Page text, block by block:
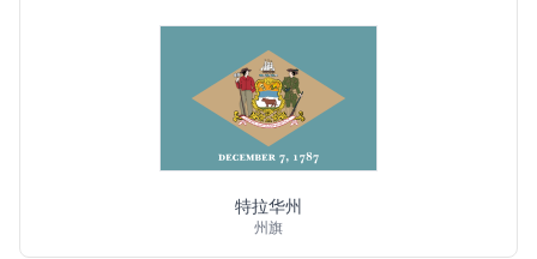
特拉华州
州旗